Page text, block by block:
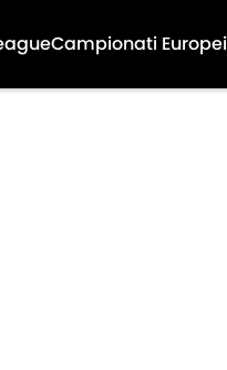
Campionati Europei